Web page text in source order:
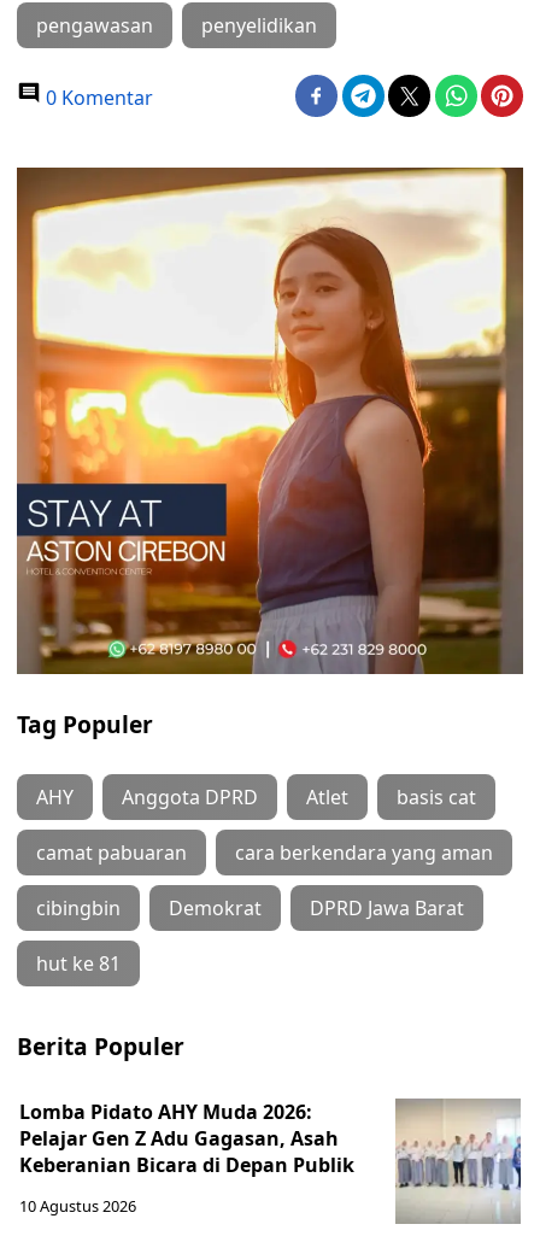
pengawasan penyelidikan
0 Komentar
Tag Populer
AHY Anggota DPRD Atlet basis cat
camat pabuaran cara berkendara yang aman
cibingbin Demokrat DPRD Jawa Barat
hut ke 81
Berita Populer
Lomba Pidato AHY Muda 2026:
Pelajar Gen Z Adu Gagasan, Asah
Keberanian Bicara di Depan Publik
10 Agustus 2026